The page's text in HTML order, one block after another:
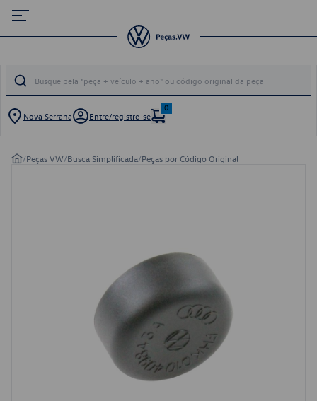
Nova Serrana Entre/registre-se
0
/Peças VW/Busca Simplificada/Peças por Código Original